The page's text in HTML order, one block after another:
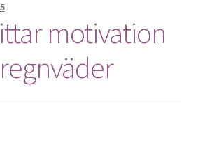
motivation